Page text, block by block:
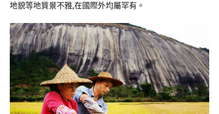
地貌等地質景不雅,在國際外均屬罕有。